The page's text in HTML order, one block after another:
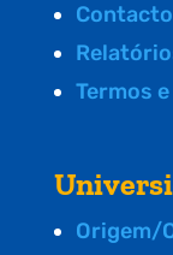
Termos
Origem/